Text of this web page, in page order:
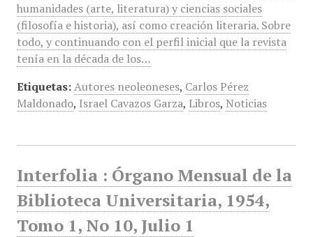
humanidades (arte, literatura) y ciencias sociales
(filosofía e historia), así como creación literaria. Sobre
todo, y continuando con el perfil inicial que la revista
tenía en la década de los…
Etiquetas: Autores neoleoneses, Carlos Pérez
Maldonado, Israel Cavazos Garza, Libros, Noticias
Interfolia : Órgano Mensual de la
Biblioteca Universitaria, 1954,
Tomo 1, No 10, Julio 1